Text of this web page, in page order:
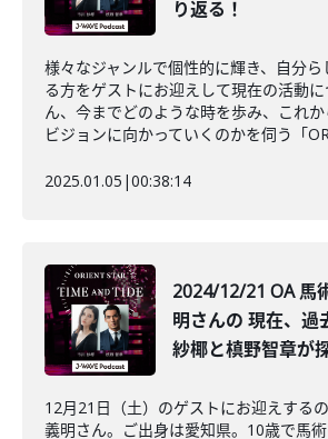
り返る！
様々なジャンルで個性的に輝き、自分
る方をゲストにお迎えして現在の活動
ん、今までどのような時を歩み、これ
ビジョンに向かっていくのかを伺う「
2025.01.05 |00:38:14
2024/12/21 OA 馬
明さんの 現在、過
紗椰と槙野智章が
12月21日（土）のゲストにお迎えする
義明さん。ご出身は愛知県。10歳で馬